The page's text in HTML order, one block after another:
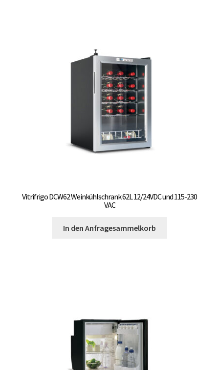
Vitrifrigo DCW62 Weinkühlschrank 62L 12/24VDC und 115-230
VAC
In den Anfragesammelkorb